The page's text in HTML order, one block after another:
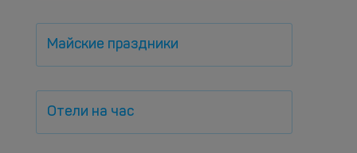
Майские праздники
Отели на час